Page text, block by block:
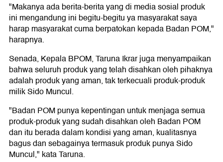
"Makanya ada berita-berita yang di media sosial produk
ini mengandung ini begitu-begitu ya masyarakat saya
harap masyarakat cuma berpatokan kepada Badan POM,"
harapnya.
Senada, Kepala BPOM, Taruna Ikrar juga menyampaikan
bahwa seluruh produk yang telah disahkan oleh pihaknya
adalah produk yang aman, tak terkecuali produk-produk
milik Sido Muncul.
"Badan POM punya kepentingan untuk menjaga semua
produk-produk yang sudah disahkan oleh Badan POM
dan itu berada dalam kondisi yang aman, kualitasnya
bagus dan sebagainya termasuk produk punya Sido
Muncul," kata Taruna.